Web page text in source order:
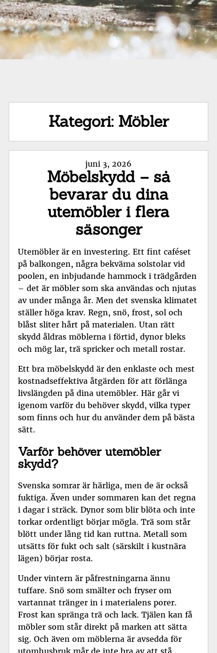
Kategori: Möbler
Posted
on
juni 3, 2026
Möbelskydd – så
bevarar du dina
utemöbler i flera
säsonger
Utemöbler är en investering. Ett fint caféset
på balkongen, några bekväma solstolar vid
poolen, en inbjudande hammock i trädgården
– det är möbler som ska användas och njutas
av under många år. Men det svenska klimatet
ställer höga krav. Regn, snö, frost, sol och
blåst sliter hårt på materialen. Utan rätt
skydd åldras möblerna i förtid, dynor bleks
och mög lar, trä spricker och metall rostar.
Ett bra möbelskydd är den enklaste och mest
kostnadseffektiva åtgärden för att förlänga
livslängden på dina utemöbler. Här går vi
igenom varför du behöver skydd, vilka typer
som finns och hur du använder dem på bästa
sätt.
Varför behöver utemöbler
skydd?
Svenska somrar är härliga, men de är också
fuktiga. Även under sommaren kan det regna
i dagar i sträck. Dynor som blir blöta och inte
torkar ordentligt börjar mögla. Trä som står
blött under lång tid kan ruttna. Metall som
utsätts för fukt och salt (särskilt i kustnära
lägen) börjar rosta.
Under vintern är påfrestningarna ännu
tuffare. Snö som smälter och fryser om
vartannat tränger in i materialens porer.
Frost kan spränga trä och lack. Tjälen kan få
möbler som står direkt på marken att sätta
sig. Och även om möblerna är avsedda för
utomhusbruk mår de inte bra av att stå